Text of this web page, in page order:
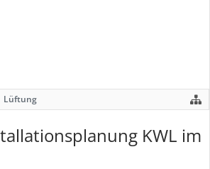
Lüftung
KWL im